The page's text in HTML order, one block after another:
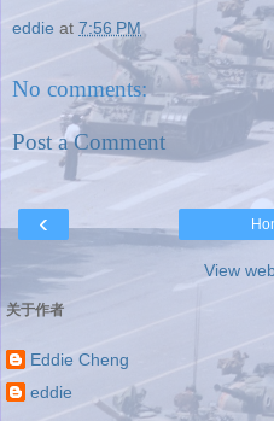
eddie at 7:56 PM
No comments:
Post a Comment
‹
View
关于作者
Eddie Cheng
eddie